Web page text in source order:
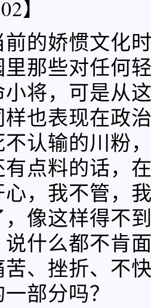
】
的娇惯文化
那些对任何
将，可是从
也表现在政
认输的川粉
点料的话，
，我不管，
像这样得不
什么都不肯
苦、挫折、
部分吗？